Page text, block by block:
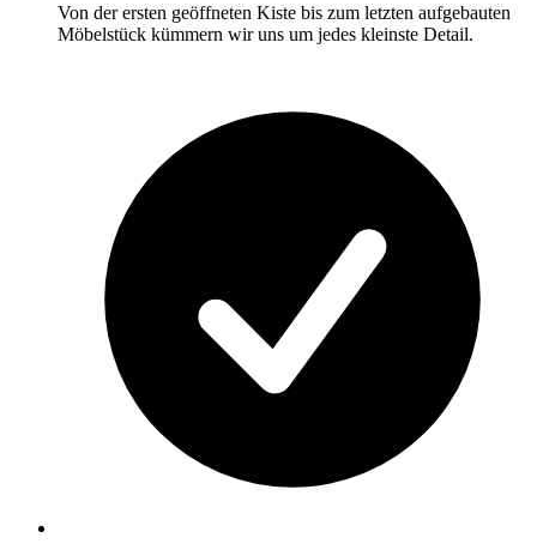
Von der ersten geöffneten Kiste bis zum letzten aufgebauten
Möbelstück kümmern wir uns um jedes kleinste Detail.